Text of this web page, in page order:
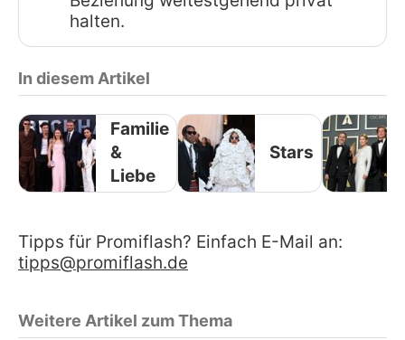
halten.
In diesem Artikel
Familie
&
Liebe
Stars
Tipps für Promiflash? Einfach E-Mail an:
tipps@promiflash.de
Weitere Artikel zum Thema